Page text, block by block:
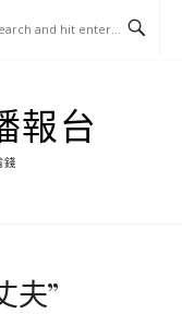
報台
夫”